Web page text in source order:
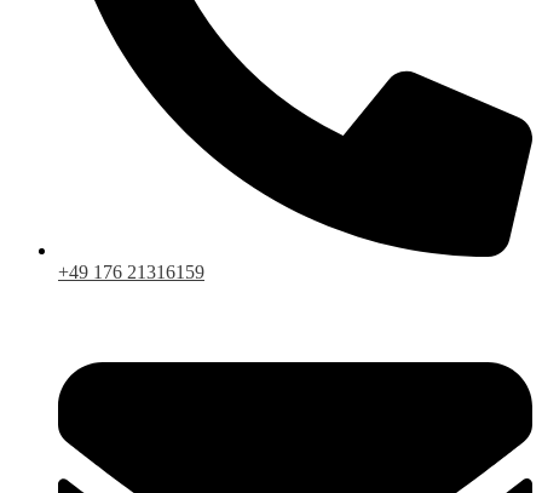
+49 176 21316159